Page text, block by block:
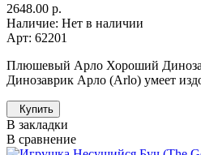
2648.00 р.
Наличие: Нет в наличии
Арт: 62201
Плюшевый Арло Хороший
Динозаврик Арло (Arlo) умеет
Купить
В закладки
В сравнение